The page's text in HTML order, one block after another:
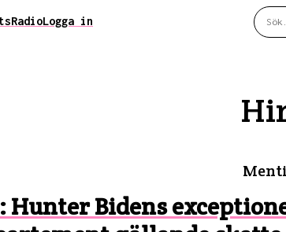
RadioLogga in
Hunter Bidens